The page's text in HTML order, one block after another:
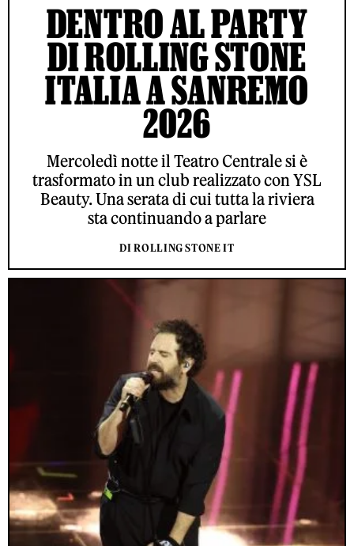
DENTRO AL PARTY
DI ROLLING STONE
ITALIA A SANREMO
2026
Mercoledì notte il Teatro Centrale si è
trasformato in un club realizzato con YSL
Beauty. Una serata di cui tutta la riviera
sta continuando a parlare
DI ROLLING STONE IT